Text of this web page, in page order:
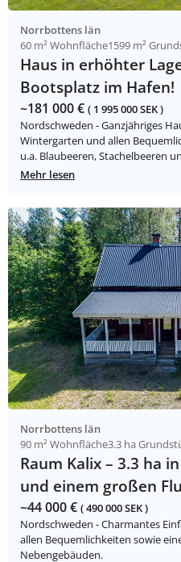
Norrbottens län
60 m² Wohnfläche1599 m²
Haus in erhöhter
Bootsplatz im Hafen!
~181 000 € ( 1 995 000 SEK )
Nordschweden - Ganzjähriges
Wintergarten und allen
u.a. Blaubeeren, Stachelbeeren
Mehr lesen
Norrbottens län
90 m² Wohnfläche3.3 ha
Raum Kalix – 3.3 ha
und einem großen
~44 000 € ( 490 000 SEK )
Nordschweden - Charmantes
allen Bequemlichkeiten sowie
Nebengebäuden.